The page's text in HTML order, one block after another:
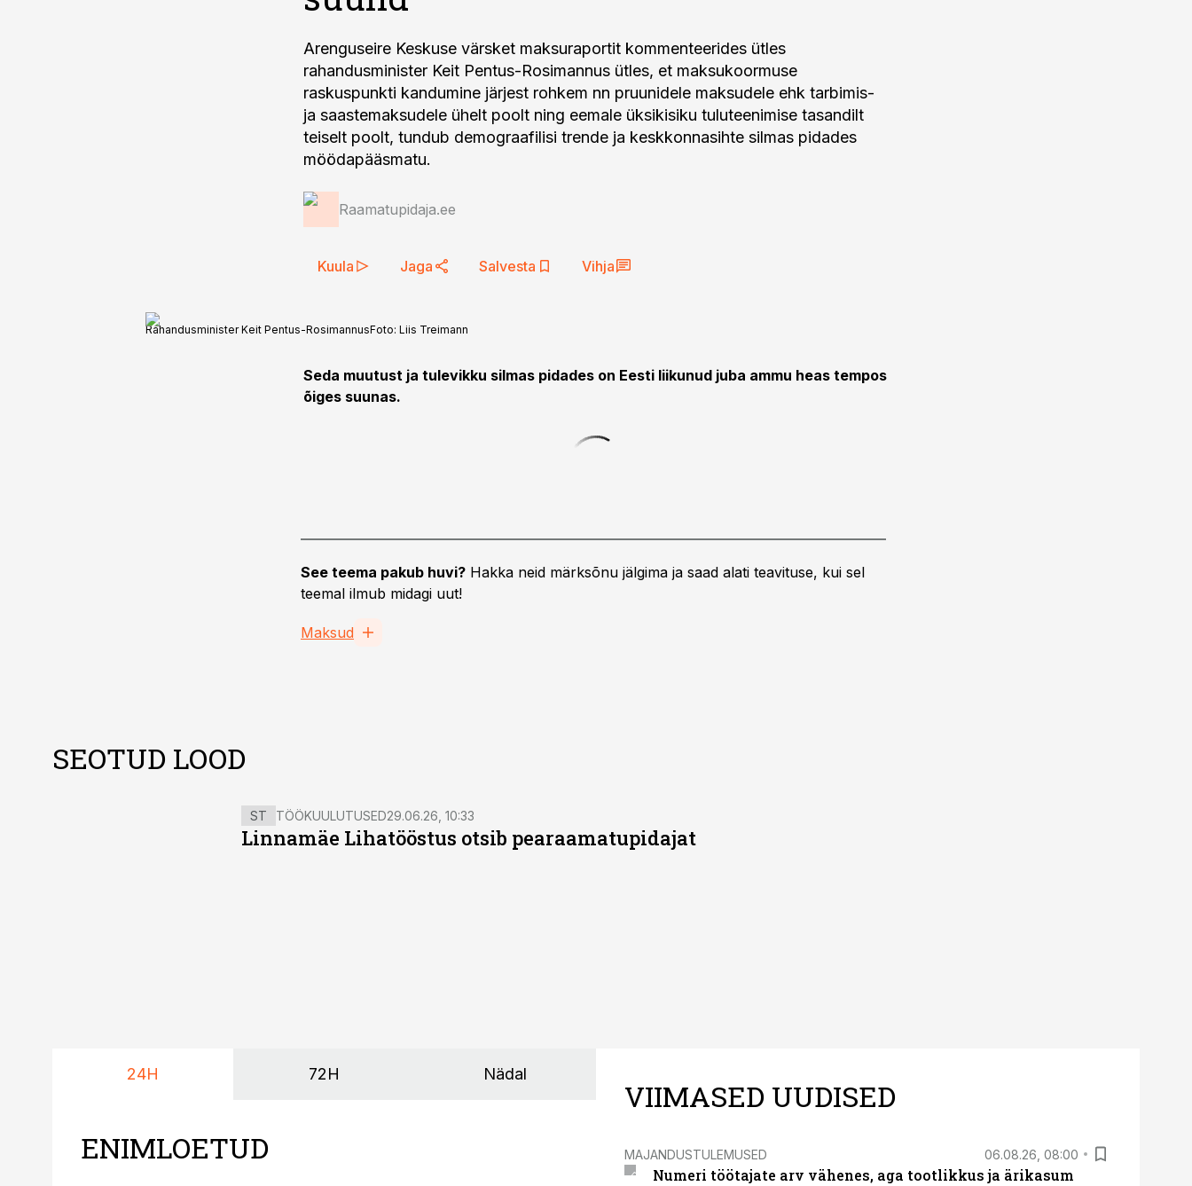
Arenguseire Keskuse värsket maksuraportit kommenteerides ütles
rahandusminister Keit Pentus-Rosimannus ütles, et maksukoormuse
raskuspunkti kandumine järjest rohkem nn pruunidele maksudele ehk tarbimis-
ja saastemaksudele ühelt poolt ning eemale üksikisiku tuluteenimise tasandilt
teiselt poolt, tundub demograafilisi trende ja keskkonnasihte silmas pidades
möödapääsmatu.
Raamatupidaja.ee
Kuula Jaga Salvesta Vihja
Rahandusminister Keit Pentus-RosimannusFoto: Liis Treimann
Seda muutust ja tulevikku silmas pidades on Eesti liikunud juba ammu heas tempos
õiges suunas.
See teema pakub huvi? Hakka neid märksõnu jälgima ja saad alati teavituse, kui sel
teemal ilmub midagi uut!
Maksud
SEOTUD LOOD
ST TÖÖKUULUTUSED29.06.26, 10:33
Linnamäe Lihatööstus otsib pearaamatupidajat
24H 72H Nädal
ENIMLOETUD
VIIMASED UUDISED
MAJANDUSTULEMUSED 06.08.26, 08:00
Numeri töötajate arv vähenes, aga tootlikkus ja ärikasum